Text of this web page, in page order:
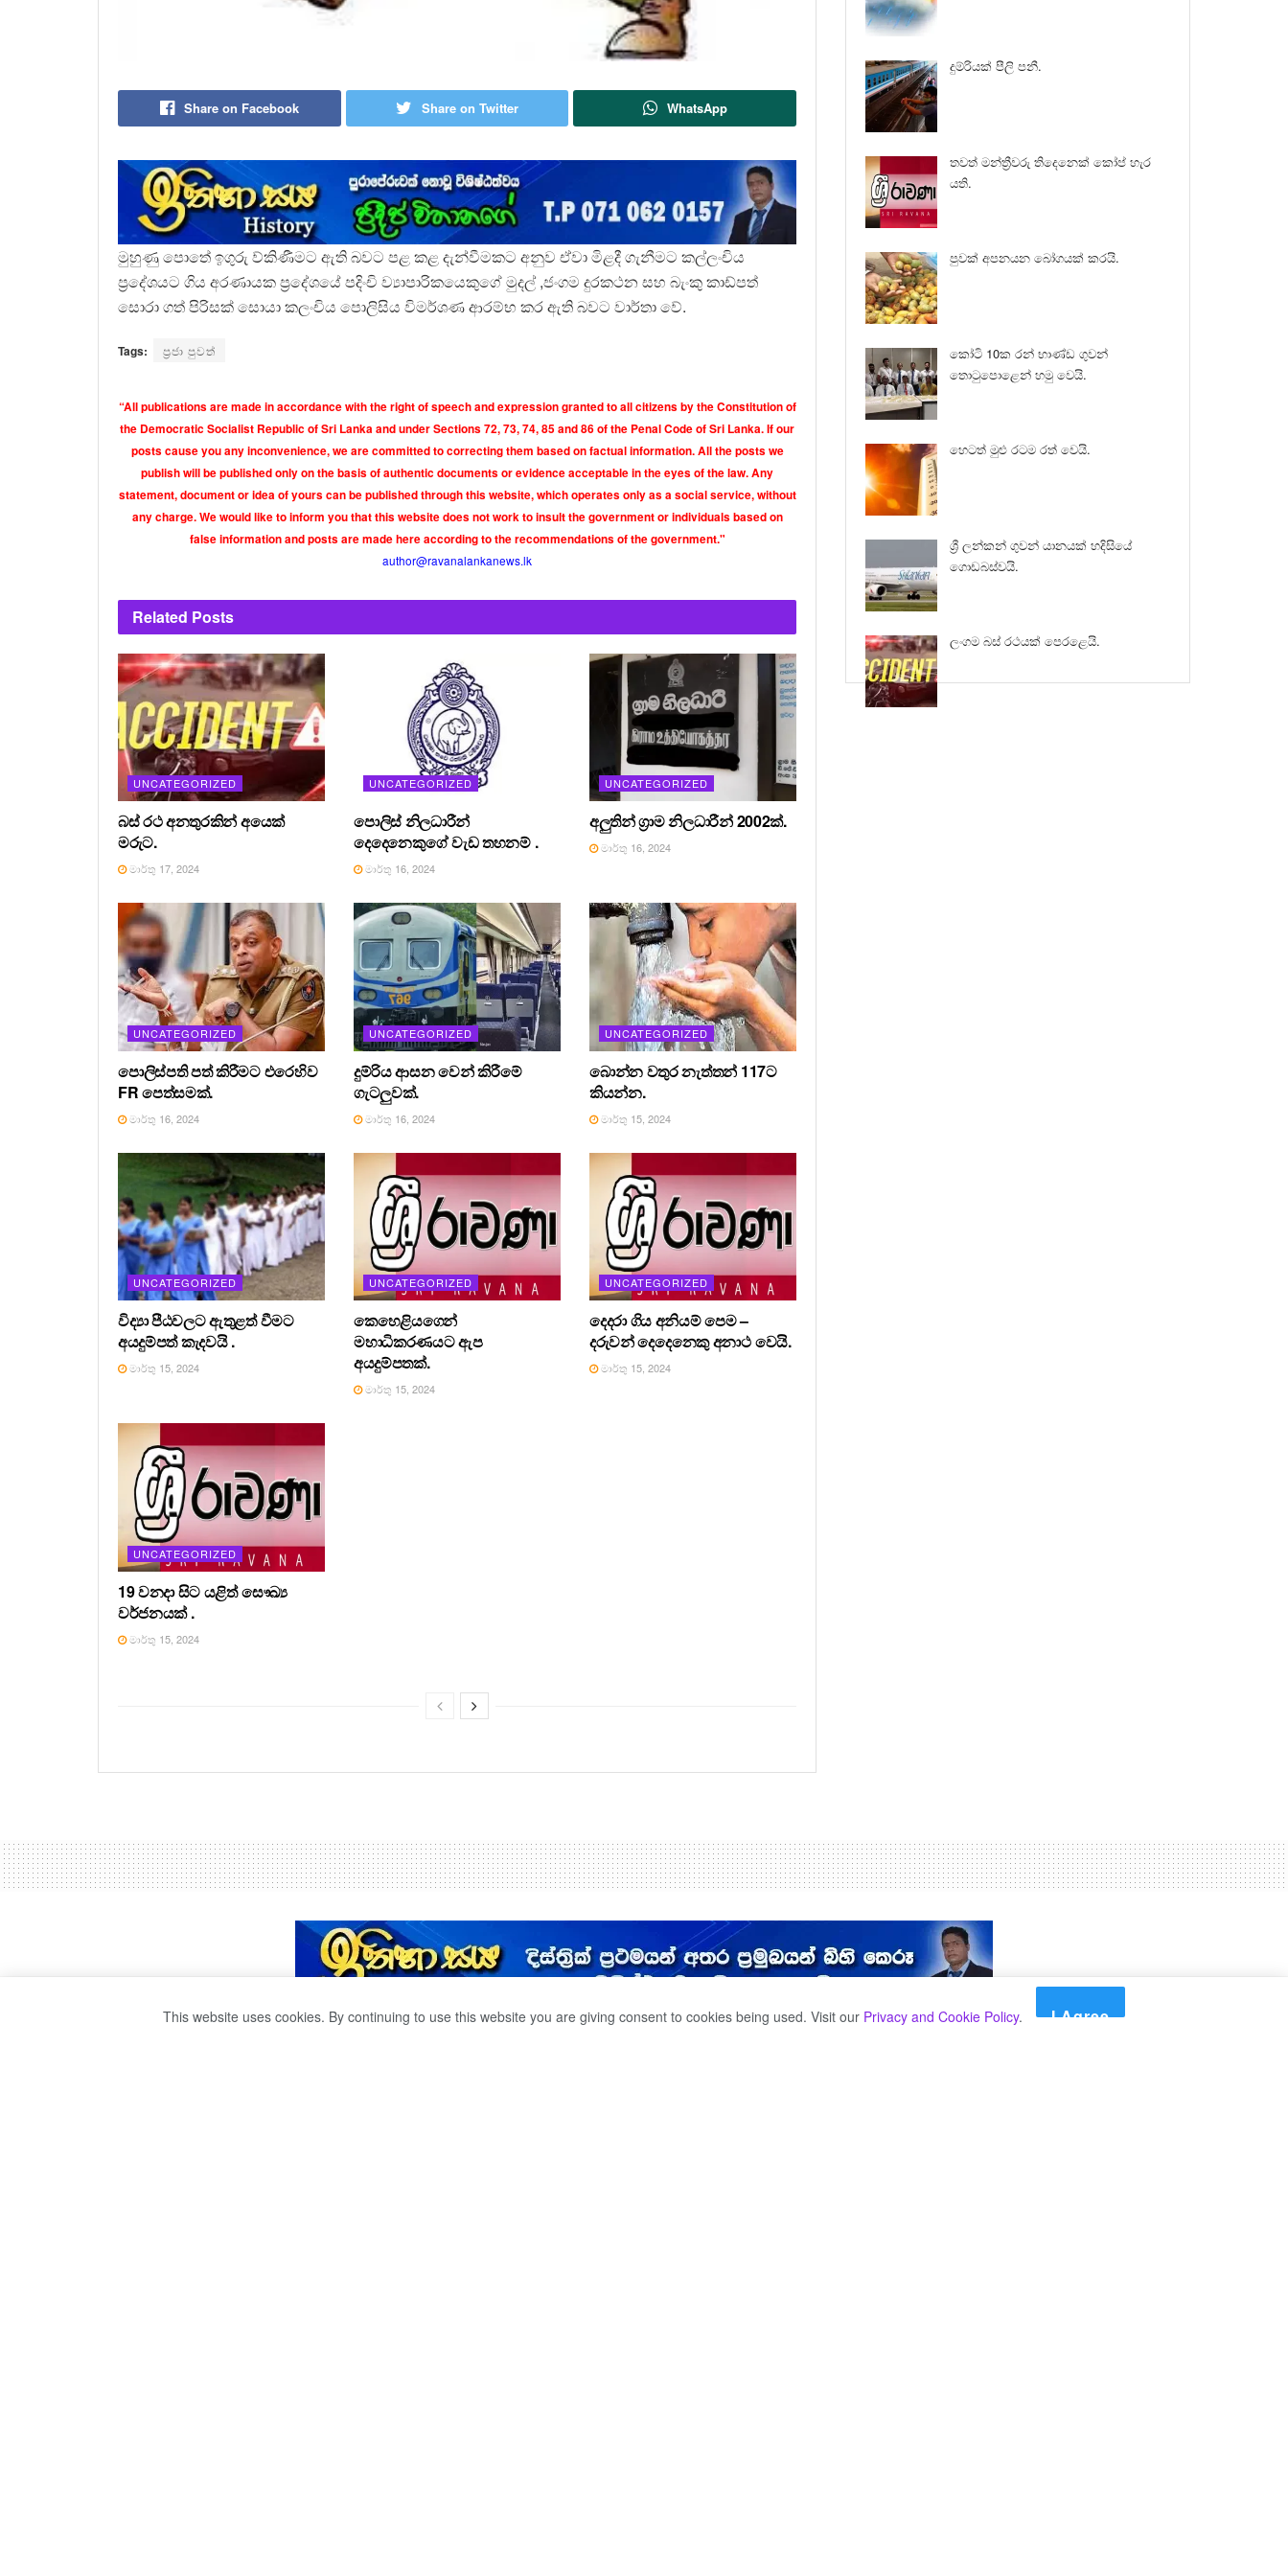
Share on Facebook Share on Twitter WhatsApp
මුහුණු පොතේ ඉගුරු ව්කිණීමට ඇති බවට පළ කළ දැන්වීමකට අනුව ඒවා මිළදී ගැනීමට කල්ලංචිය
ප්‍රදේශයට ගිය අරණායක ප්‍රදේශයේ පදිංචි ව්‍යාපාරිකයෙකුගේ මුදල් ,ජංගම දුරකථන සහ බැංකු කාඩ්පත්
සොරා ගත් පිරිසක් සොයා කලංචිය පොලිසිය විමර්ශණ ආරම්භ කර ඇති බවට වාර්තා වේ.
Tags: ප්‍රජා පුවත්
“All publications are made in accordance with the right of speech and expression granted to all citizens by the Constitution of
the Democratic Socialist Republic of Sri Lanka and under Sections 72, 73, 74, 85 and 86 of the Penal Code of Sri Lanka. If our
posts cause you any inconvenience, we are committed to correcting them based on factual information. All the posts we
publish will be published only on the basis of authentic documents or evidence acceptable in the eyes of the law. Any
statement, document or idea of yours can be published through this website, which operates only as a social service, without
any charge. We would like to inform you that this website does not work to insult the government or individuals based on
false information and posts are made here according to the recommendations of the government."
author@ravanalankanews.lk
Related Posts
UNCATEGORIZED
බස් රථ අනතුරකින් අයෙක්
මරුට.
මාර්තු 17, 2024
UNCATEGORIZED
පොලිස් නිලධාරීන්
දෙදෙනෙකුගේ වැඩ තහනම් .
මාර්තු 16, 2024
UNCATEGORIZED
අලුතින් ග්‍රාම නිලධාරීන් 2002ක්.
මාර්තු 16, 2024
UNCATEGORIZED
පොලිස්පති පත් කිරීමට එරෙහිව
FR පෙත්සමක්.
මාර්තු 16, 2024
UNCATEGORIZED
දුම්රිය ආසන වෙන් කිරීමේ
ගැටලුවක්.
මාර්තු 16, 2024
UNCATEGORIZED
බොන්න වතුර නැත්තන් 117ට
කියන්න.
මාර්තු 15, 2024
UNCATEGORIZED
විද්‍යා පීඨවලට ඇතුළත් වීමට
අයදුම්පත් කැදවයි .
මාර්තු 15, 2024
UNCATEGORIZED
කෙහෙළියගෙන්
මහාධිකරණයට ඇප
අයදුම්පතක්.
මාර්තු 15, 2024
UNCATEGORIZED
දෙදරා ගිය අනියම් පෙම –
දරුවන් දෙදෙනෙකු අනාථ වෙයි.
මාර්තු 15, 2024
UNCATEGORIZED
19 වනදා සිට යළිත් සෞඛ්‍ය
වර්ජනයක් .
මාර්තු 15, 2024
දුම්රියක් පීලි පනී.
තවත් මන්ත්‍රීවරු තිදෙනෙක් කෝප් හැර
යති.
පුවක් අපනයන බෝගයක් කරයි.
කෝටි 10ක රන් භාණ්ඩ ගුවන්
තොටුපොළෙන් හමු වෙයි.
හෙටත් මුළු රටම රත් වෙයි.
ශ්‍රී ලන්කන් ගුවන් යානයක් හදිසියේ
ගොඩබස්වයි.
ලංගම බස් රථයක් පෙරළෙයි.
This website uses cookies. By continuing to use this website you are giving consent to cookies being used. Visit our Privacy and Cookie Policy. I Agree